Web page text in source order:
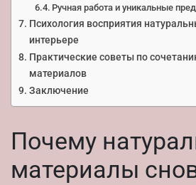
Ручная работа и уникальные
Психология восприятия
интерьере
Практические советы по
материалов
Заключение
Почему
материалы